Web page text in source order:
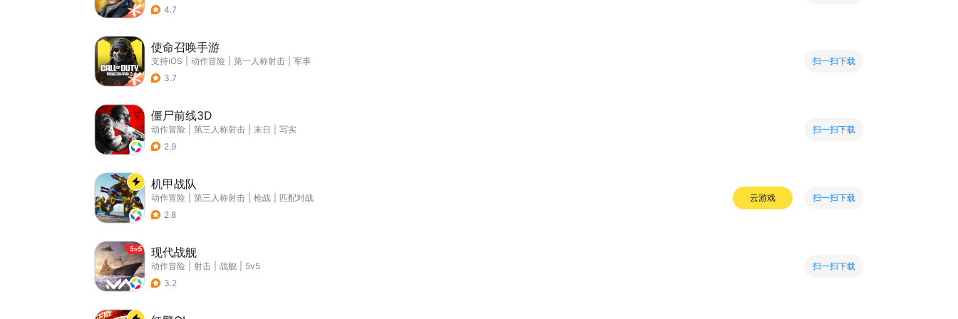
4.7
使命召唤手游
支持iOS 动作冒险 第一人称射击
军事
3.7
扫一扫下载
僵尸前线3D
动作冒险 第三人称射击 末日
写实
2.9
扫一扫下载
机甲战队
动作冒险 第三人称射击 枪战
匹配对战
2.8
云游戏 扫一扫下载
现代战舰
动作冒险 射击 战舰
5v5
3.2
扫一扫下载